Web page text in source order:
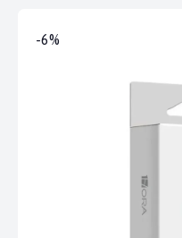
-6%